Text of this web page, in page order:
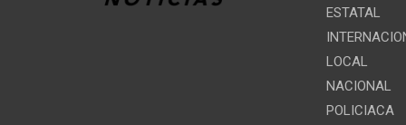
ESTATAL
LOCAL
NACIONAL
POLICIACA